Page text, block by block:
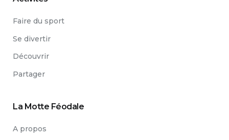
Faire du sport
Se divertir
Découvrir
Partager
La Motte Féodale
A propos